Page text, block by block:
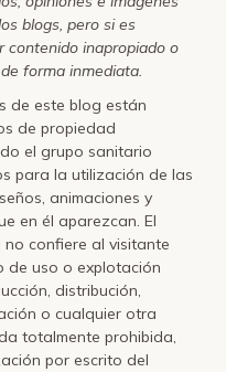
blogs, pero si es
contenido inapropiado o
forma inmediata.
de este blog están
de propiedad
el grupo sanitario
para la utilización de las
animaciones y
en él aparezcan. El
confiere al visitante
de uso o explotación
distribución,
o cualquier otra
totalmente prohibida,
por escrito del